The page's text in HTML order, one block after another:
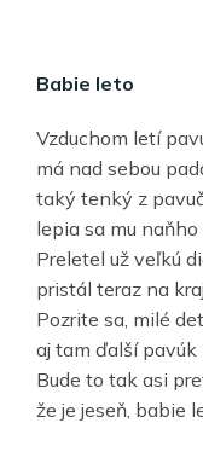
Babie leto
Vzduchom letí
má nad sebou
taký tenký z
lepia sa mu naňho
Preletel už veľkú
pristál teraz na
Pozrite sa, milé
aj tam ďalší pavúk
Bude to tak asi
že je jeseň, babie